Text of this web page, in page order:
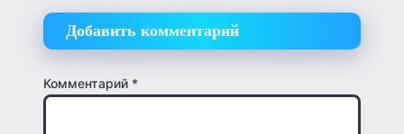
Добавить комментарий
Комментарий *